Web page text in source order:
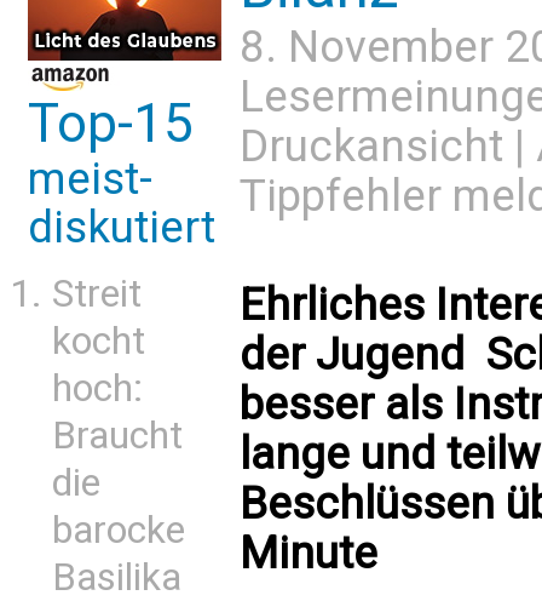
Top-15
meist-
diskutiert
Streit
kocht
hoch:
Braucht
die
barocke
Basilika
8. November
Druckansicht |
Tippfehler
Ehrliches
der Jugend 
besser als
lange und
Beschlüssen
Minute